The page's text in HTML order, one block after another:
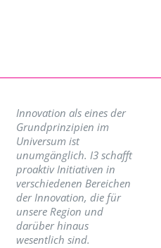
Innovation als eines der
Grundprinzipien im
Universum ist
unumgänglich. I3 schafft
proaktiv Initiativen in
verschiedenen Bereichen
der Innovation, die für
unsere Region und
darüber hinaus
wesentlich sind.